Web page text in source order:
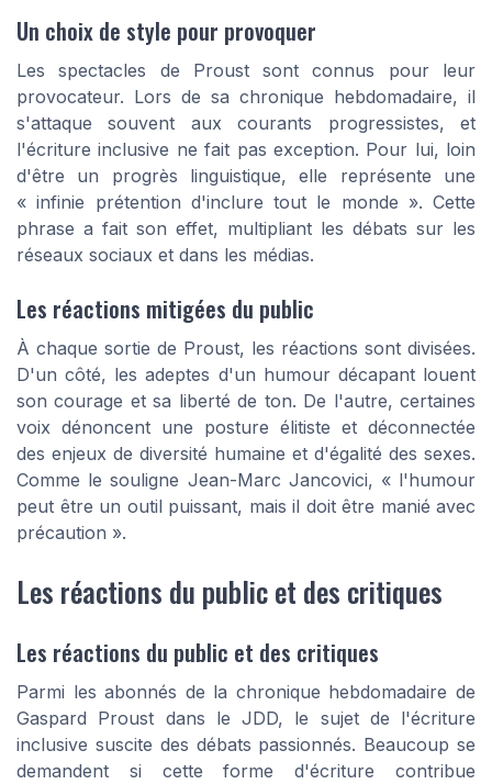
Un choix de style pour provoquer
Les spectacles de Proust sont connus pour leur
provocateur. Lors de sa chronique hebdomadaire, il
s'attaque souvent aux courants progressistes, et
l'écriture inclusive ne fait pas exception. Pour lui, loin
d'être un progrès linguistique, elle représente une
« infinie prétention d'inclure tout le monde ». Cette
phrase a fait son effet, multipliant les débats sur les
réseaux sociaux et dans les médias.
Les réactions mitigées du public
À chaque sortie de Proust, les réactions sont divisées.
D'un côté, les adeptes d'un humour décapant louent
son courage et sa liberté de ton. De l'autre, certaines
voix dénoncent une posture élitiste et déconnectée
des enjeux de diversité humaine et d'égalité des sexes.
Comme le souligne Jean-Marc Jancovici, « l'humour
peut être un outil puissant, mais il doit être manié avec
précaution ».
Les réactions du public et des critiques
Les réactions du public et des critiques
Parmi les abonnés de la chronique hebdomadaire de
Gaspard Proust dans le JDD, le sujet de l'écriture
inclusive suscite des débats passionnés. Beaucoup se
demandent si cette forme d'écriture contribue